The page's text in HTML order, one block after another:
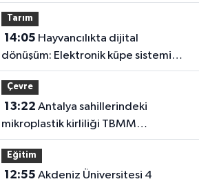
Tarım
14:05
dönüşüm: Elektronik küpe sistemi
başladı
Çevre
13:22
mikroplastik kirliliği TBMM
gündeminde!
Eğitim
12:55